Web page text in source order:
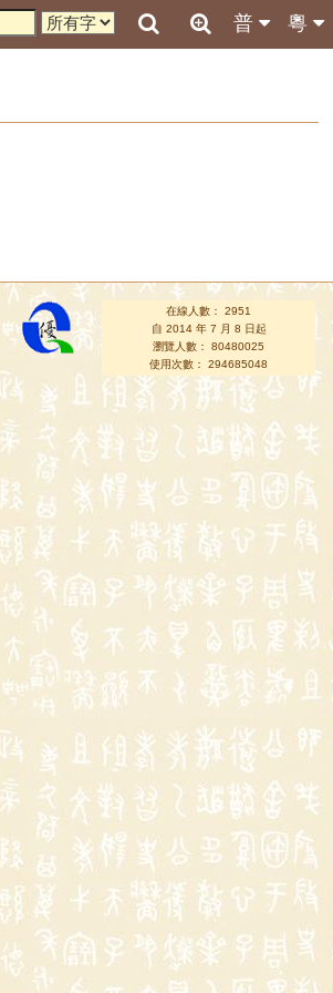
粵
普
在線人數： 2951
自 2014 年 7 月 8 日起
瀏覽人數： 80480025
使用次數： 294685048